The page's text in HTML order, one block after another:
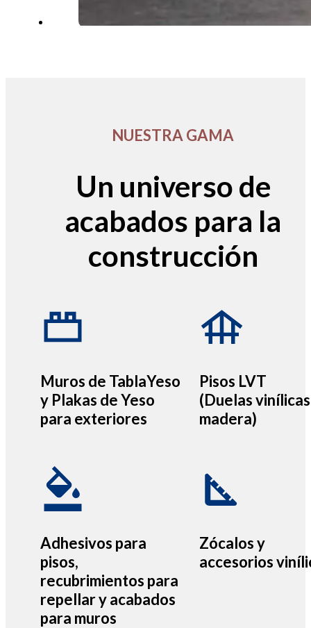
NUESTRA GAMA
Un universo de
acabados para la
construcción
Muros de TablaYeso
y Plakas de Yeso
para exteriores
Pisos LVT
(Duelas
madera)
Adhesivos para
pisos,
recubrimientos para
repellar y acabados
para muros
Zócalos y
accesorios